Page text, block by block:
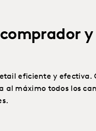
eficiente y efectiva.
al máximo todos los